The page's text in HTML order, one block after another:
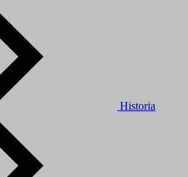
Historia